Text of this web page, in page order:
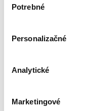
Ďakujeme!
súhlasu
Potrebné
Personalizačné
Analytické
Marketingové
Prečítate na:
Smartfón či
Počítač